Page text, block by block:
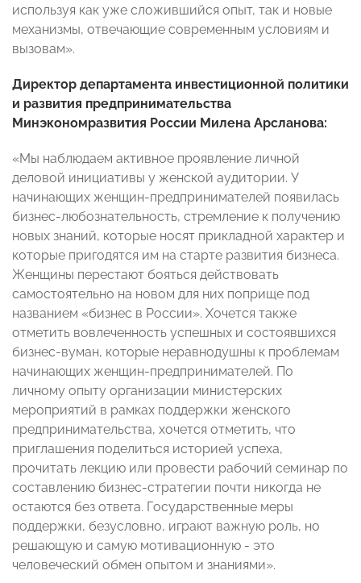
используя как уже сложившийся опыт, так и новые
механизмы, отвечающие современным условиям и
вызовам».
Директор департамента инвестиционной политики
и развития предпринимательства
Минэкономразвития России Милена Арсланова:
«Мы наблюдаем активное проявление личной
деловой инициативы у женской аудитории. У
начинающих женщин-предпринимателей появилась
бизнес-любознательность, стремление к получению
новых знаний, которые носят прикладной характер и
которые пригодятся им на старте развития бизнеса.
Женщины перестают бояться действовать
самостоятельно на новом для них поприще под
названием «бизнес в России». Хочется также
отметить вовлеченность успешных и состоявшихся
бизнес-вуман, которые неравнодушны к проблемам
начинающих женщин-предпринимателей. По
личному опыту организации министерских
мероприятий в рамках поддержки женского
предпринимательства, хочется отметить, что
приглашения поделиться историей успеха,
прочитать лекцию или провести рабочий семинар по
составлению бизнес-стратегии почти никогда не
остаются без ответа. Государственные меры
поддержки, безусловно, играют важную роль, но
решающую и самую мотивационную - это
человеческий обмен опытом и знаниями».